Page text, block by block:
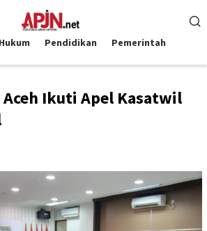
Hukum Pendidikan Pemerintah
Aceh Ikuti Apel Kasatwil